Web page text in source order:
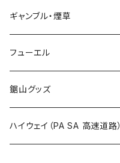
ROUTE700～799号線
ROUTE 600～699号線
ROUTE 700～799号線
ROUTE 600～699号線
ROUTE 700～799号線
ステッカー
福島県
茨城県
栃木県
群馬県
LIVE配信禁止
撮影禁止
ギャンブル・煙草
ホテルキーホルダー
たばこ・禁煙ステッカー
フューエル
ステッカー
鋸山グッズ
Tシャツ
ハイウェイ（PA SA 高速道路）